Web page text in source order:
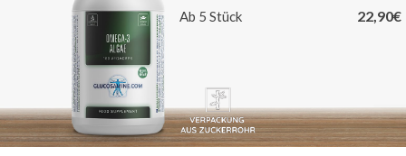
Ab 5 Stück 22,90€